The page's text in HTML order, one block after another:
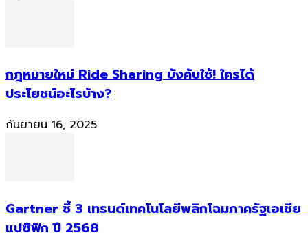
กฎหมายใหม่ Ride Sharing บังคับใช้! ใครได้
ประโยชน์อะไรบ้าง?
กันยายน 16, 2025
Gartner ชี้ 3 เทรนด์เทคโนโลยีพลิกโฉมภาครัฐเอเชีย
แปซิฟิก ปี 2568